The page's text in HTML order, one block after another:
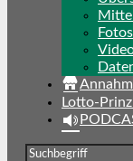
Fotos
Lotto-